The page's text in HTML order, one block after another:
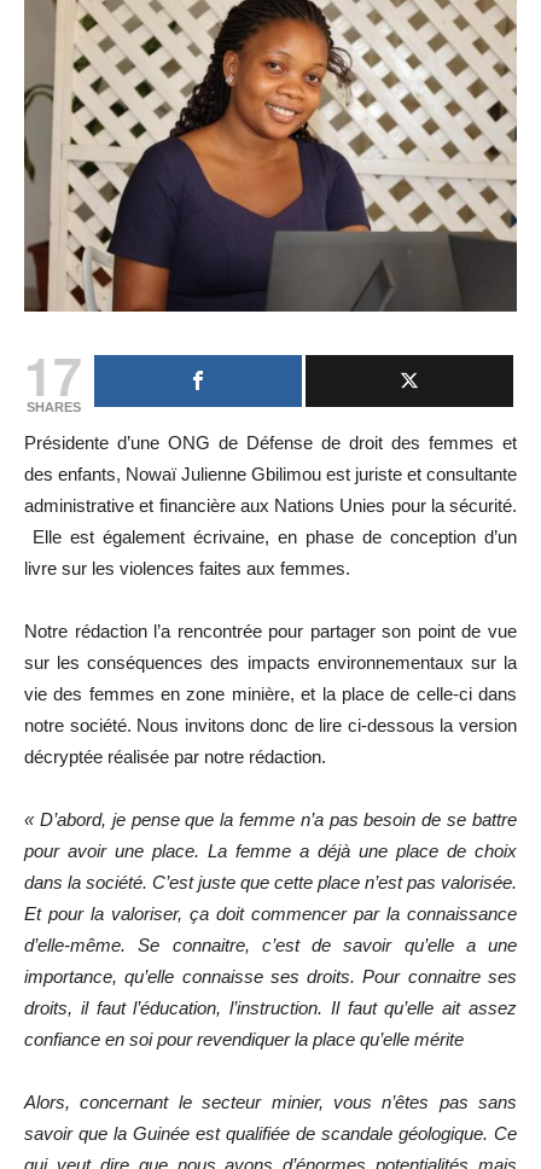
17
SHARES
Présidente d’une ONG de Défense de droit des femmes et
des enfants, Nowaï Julienne Gbilimou est juriste et consultante
administrative et financière aux Nations Unies pour la sécurité.
Elle est également écrivaine, en phase de conception d’un
livre sur les violences faites aux femmes.
Notre rédaction l’a rencontrée pour partager son point de vue
sur les conséquences des impacts environnementaux sur la
vie des femmes en zone minière, et la place de celle-ci dans
notre société. Nous invitons donc de lire ci-dessous la version
décryptée réalisée par notre rédaction.
« D’abord, je pense que la femme n’a pas besoin de se battre
pour avoir une place. La femme a déjà une place de choix
dans la société. C’est juste que cette place n’est pas valorisée.
Et pour la valoriser, ça doit commencer par la connaissance
d’elle-même. Se connaitre, c’est de savoir qu’elle a une
importance, qu’elle connaisse ses droits. Pour connaitre ses
droits, il faut l’éducation, l’instruction. Il faut qu’elle ait assez
confiance en soi pour revendiquer la place qu’elle mérite
Alors, concernant le secteur minier, vous n’êtes pas sans
savoir que la Guinée est qualifiée de scandale géologique. Ce
qui veut dire que nous avons d’énormes potentialités mais